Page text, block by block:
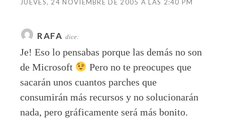
JUEVES, 24 NOVIEMBRE DE 2005 A LAS 2:40 PM
RAFA dice:
Je! Eso lo pensabas porque las demás no son
de Microsoft
Pero no te preocupes que
sacarán unos cuantos parches que
consumirán más recursos y no solucionarán
nada, pero gráficamente será más bonito.